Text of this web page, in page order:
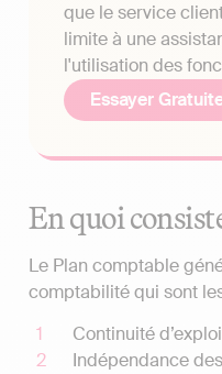
que le service
limite à une
l'utilisation des
Essayer
En quoi
Le Plan comptable
comptabilité qui sont
Continuité
Indépendance